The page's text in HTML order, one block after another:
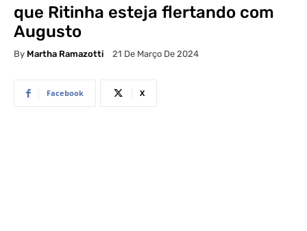
que Ritinha esteja flertando com
Augusto
By Martha Ramazotti 21 De Março De 2024
Facebook X